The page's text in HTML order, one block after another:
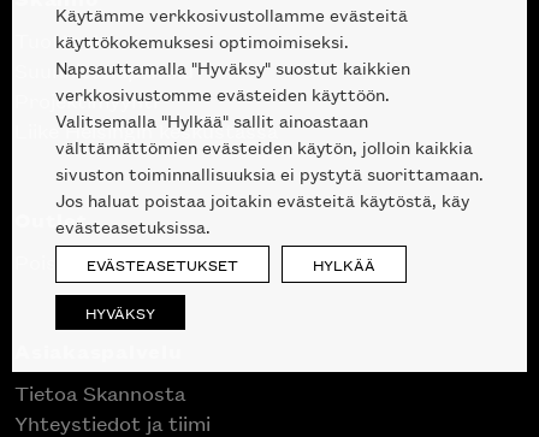
Tuotteet
Suunnittelupalvelu
Projektimyynti
Liike Helsingin keskustassa
Outlet
Poistuvat mallikappaleet
Tietoa Skannosta
Yhteystiedot ja tiimi
Käytämme verkkosivustollamme evästeitä
käyttökokemuksesi optimoimiseksi.
Napsauttamalla "Hyväksy" suostut kaikkien
verkkosivustomme evästeiden käyttöön.
Valitsemalla "Hylkää" sallit ainoastaan
välttämättömien evästeiden käytön, jolloin kaikkia
sivuston toiminnallisuuksia ei pystytä suorittamaan.
Jos haluat poistaa joitakin evästeitä käytöstä, käy
evästeasetuksissa.
EVÄSTEASETUKSET HYLKÄÄ
HYVÄKSY